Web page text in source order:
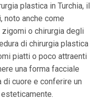
plastica in Turchia, il
noto anche come
o chirurgia degli
di chirurgia plastica
piatti o poco attraenti
una forma facciale
di cuore e conferire un